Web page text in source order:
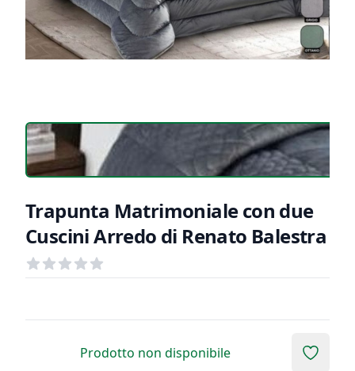
Trapunta Matrimoniale con due
Cuscini Arredo di Renato Balestra
Recensioni
out of 5 stars
Prodotto non disponibile Add to